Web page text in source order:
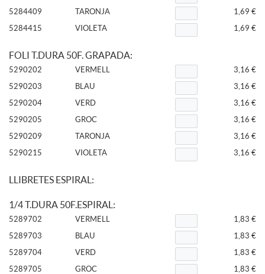
5284409
TARONJA
1,69 €
5284415
VIOLETA 1,69 €
FOLI T.DURA 50F. GRAPADA:
5290202 VERMELL
3,16 €
5290203
BLAU
3,16 €
5290204
VERD
3,16 €
5290205
GROC
3,16 €
5290209
TARONJA
3,16 €
5290215
VIOLETA 3,16 €
LLIBRETES ESPIRAL:
1/4 T.DURA 50F.ESPIRAL:
5289702 VERMELL
1,83 €
5289703
BLAU
1,83 €
5289704
VERD
1,83 €
5289705
GROC
1,83 €